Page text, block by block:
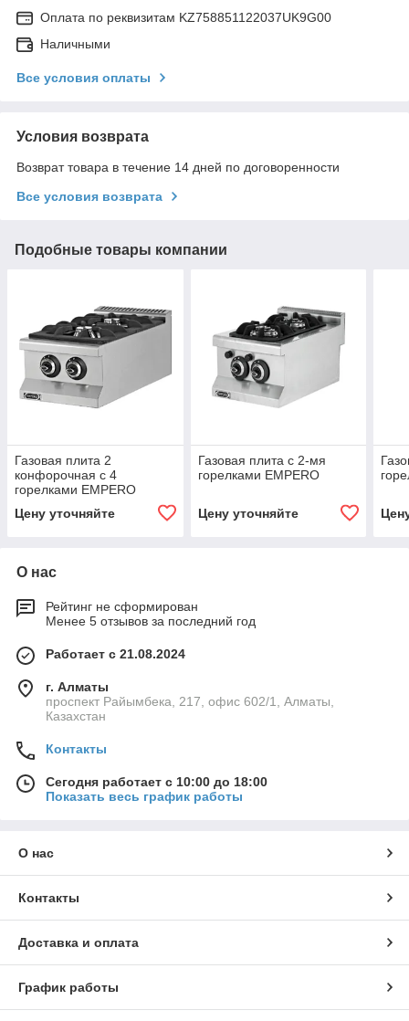
Оплата по реквизитам KZ758851122037UK9G00
Наличными
Все условия оплаты
Условия возврата
Возврат товара в течение 14 дней по договоренности
Все условия возврата
Подобные товары компании
Газовая плита 2
конфорочная с 4
горелками EMPERO
Цену уточняйте
Газовая плита с 2-мя
горелками EMPERO
Цену уточняйте
О нас
Рейтинг не сформирован
Менее 5 отзывов за последний год
Работает с 21.08.2024
г. Алматы
проспект Райымбека, 217, офис 602/1, Алматы,
Казахстан
Контакты
Сегодня работает с 10:00 до 18:00
Показать весь график работы
О нас
Контакты
Доставка и оплата
График работы